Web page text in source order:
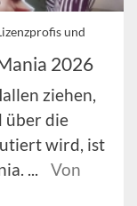
und
2026
ziehen,
über die
wird, ist
...
Von